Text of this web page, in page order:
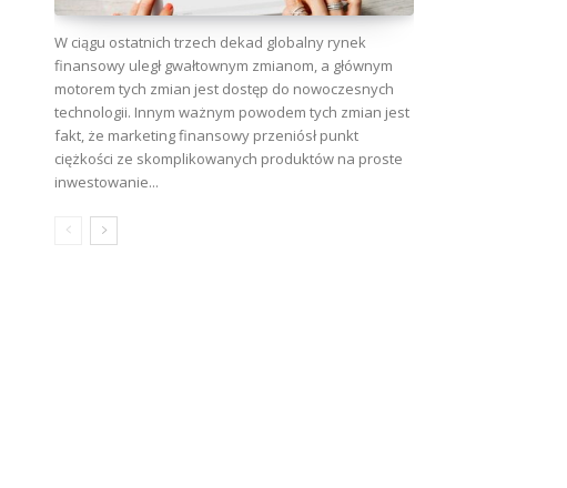
W ciągu ostatnich trzech dekad globalny rynek
finansowy uległ gwałtownym zmianom, a głównym
motorem tych zmian jest dostęp do nowoczesnych
technologii. Innym ważnym powodem tych zmian jest
fakt, że marketing finansowy przeniósł punkt
ciężkości ze skomplikowanych produktów na proste
inwestowanie...